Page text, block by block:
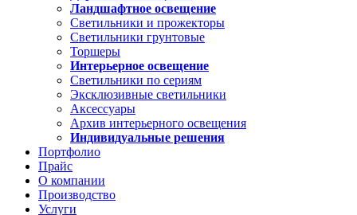
Ландшафтное освещение
Светильники и прожекторы
Светильники грунтовые
Торшеры
Интерьерное освещение
Светильники по сериям
Эксклюзивные светильники
Аксессуары
Архив интерьерного освещения
Индивидуальные решения
Портфолио
Прайс
О компании
Производство
Услуги